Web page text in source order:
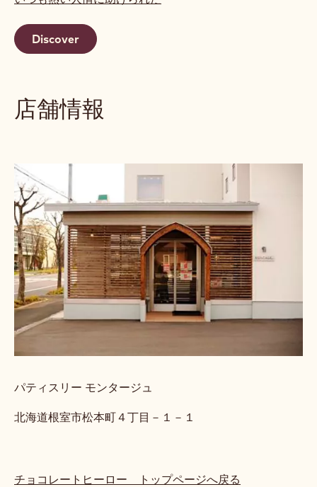
Discover
店舗情報
パティスリー モンタージュ
北海道根室市松本町４丁目－１－１
チョコレートヒーロー トップページへ戻る